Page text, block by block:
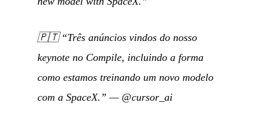
🇵🇹“Três anúncios vindos do nosso
keynote no Compile, incluindo a forma
como estamos treinando um novo modelo
com a SpaceX.” — @cursor_ai